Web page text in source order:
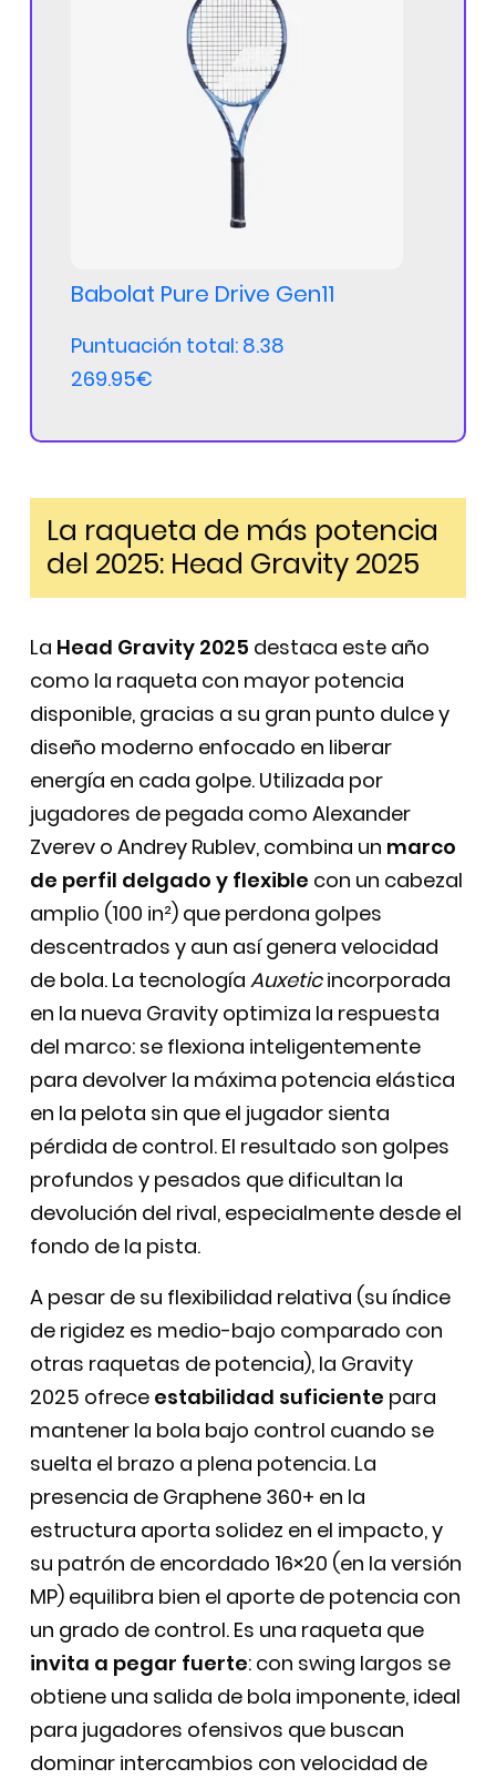
Babolat Pure Drive Gen11
Puntuación total: 8.38
269.95€
La raqueta de más potencia
del 2025: Head Gravity 2025
La Head Gravity 2025 destaca este año
como la raqueta con mayor potencia
disponible, gracias a su gran punto dulce y
diseño moderno enfocado en liberar
energía en cada golpe. Utilizada por
jugadores de pegada como Alexander
Zverev o Andrey Rublev, combina un marco
de perfil delgado y flexible con un cabezal
amplio (100 in²) que perdona golpes
descentrados y aun así genera velocidad
de bola. La tecnología Auxeticincorporada
en la nueva Gravity optimiza la respuesta
del marco: se flexiona inteligentemente
para devolver la máxima potencia elástica
en la pelota sin que el jugador sienta
pérdida de control. El resultado son golpes
profundos y pesados que dificultan la
devolución del rival, especialmente desde el
fondo de la pista.
A pesar de su flexibilidad relativa (su índice
de rigidez es medio-bajo comparado con
otras raquetas de potencia), la Gravity
2025 ofrece estabilidad suficiente para
mantener la bola bajo control cuando se
suelta el brazo a plena potencia. La
presencia de Graphene 360+ en la
estructura aporta solidez en el impacto, y
su patrón de encordado 16×20 (en la versión
MP) equilibra bien el aporte de potencia con
un grado de control. Es una raqueta que
invita a pegar fuerte: con swing largos se
obtiene una salida de bola imponente, ideal
para jugadores ofensivos que buscan
dominar intercambios con velocidad de